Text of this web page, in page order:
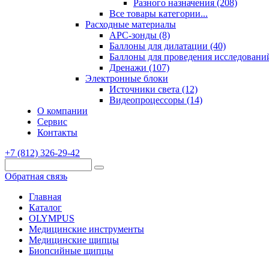
Разного назначения (208)
Все товары категории...
Расходные материалы
АРС-зонды (8)
Баллоны для дилатации (40)
Баллоны для проведения
Дренажи (107)
Электронные блоки
Источники света (12)
Видеопроцессоры (14)
О компании
Сервис
Контакты
+7 (812) 326-29-42
Обратная связь
Главная
Каталог
OLYMPUS
Медицинские инструменты
Медицинские щипцы
Биопсийные щипцы